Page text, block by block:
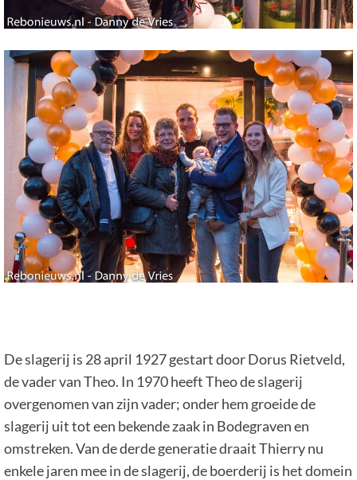
De slagerij is 28 april 1927 gestart door Dorus Rietveld,
de vader van Theo. In 1970 heeft Theo de slagerij
overgenomen van zijn vader; onder hem groeide de
slagerij uit tot een bekende zaak in Bodegraven en
omstreken. Van de derde generatie draait Thierry nu
enkele jaren mee in de slagerij, de boerderij is het domein